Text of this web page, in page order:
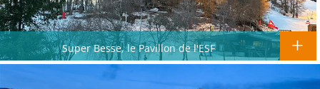
Super Besse, le Pavillon de l'ESF